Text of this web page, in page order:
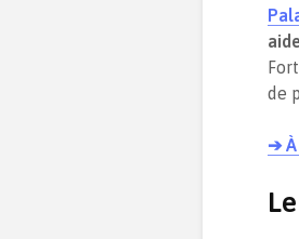
de
➔ À